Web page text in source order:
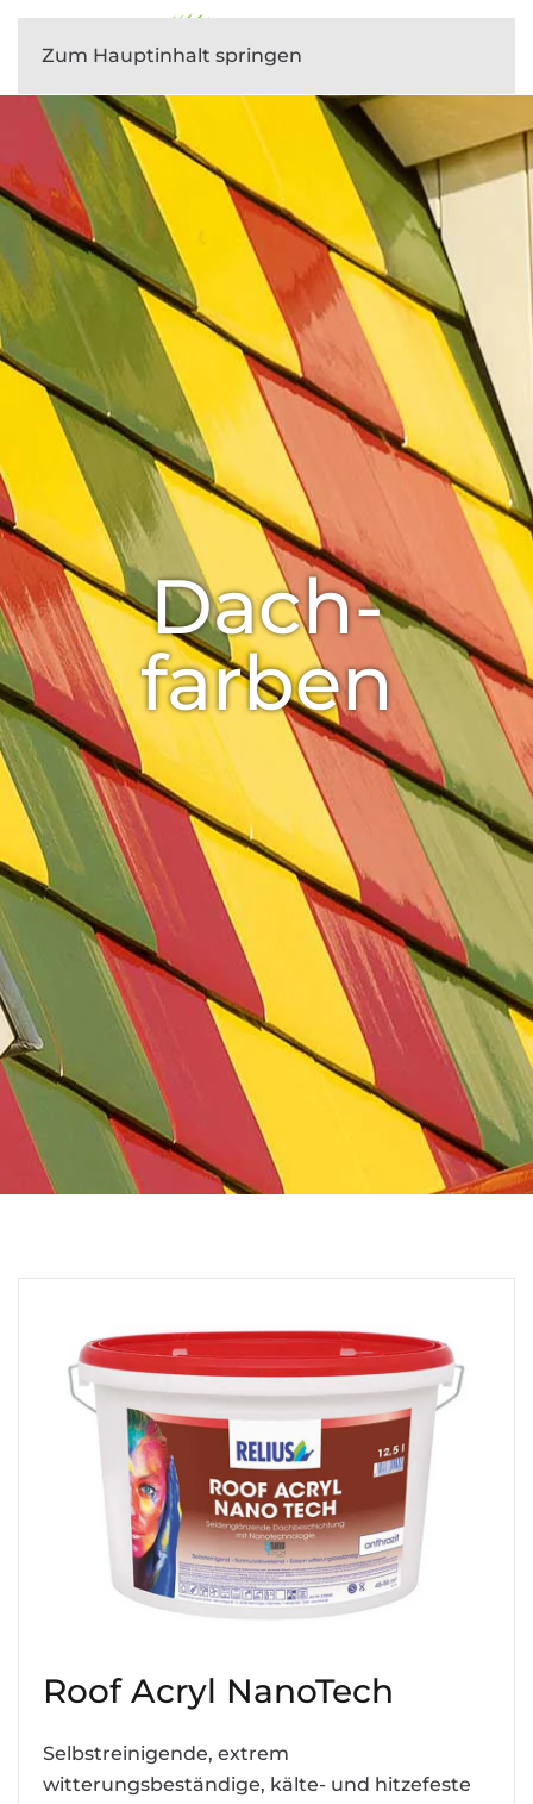
Zum Hauptinhalt springen
Dach­
farben
Roof Acryl NanoTech
Selbstreinigende, extrem
witterungsbeständige, kälte- und hitzefeste